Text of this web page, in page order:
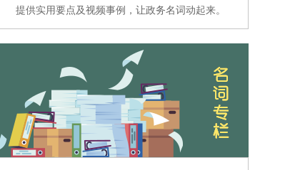
提供实用要点及视频事例，让政务名词动起来。